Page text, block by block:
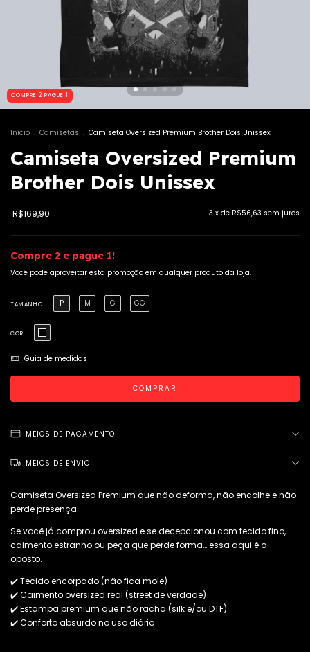
COMPRE 2 PAGUE 1
Início . Camisetas . Camiseta Oversized Premium Brother Dois Unissex
Camiseta Oversized Premium
Brother Dois Unissex
R$169,90 3 x de R$56,63 sem juros
Compre 2 e pague 1!
Você pode aproveitar esta promoção em qualquer produto da loja.
TAMANHO P M G GG
COR
Guia de medidas
MEIOS DE PAGAMENTO
MEIOS DE ENVIO
Camiseta Oversized Premium que não deforma, não encolhe e não
perde presença.
Se você já comprou oversized e se decepcionou com tecido fino,
caimento estranho ou peça que perde forma… essa aqui é o
oposto.
✔️ Tecido encorpado (não fica mole)
✔️ Caimento oversized real (street de verdade)
✔️ Estampa premium que não racha (silk e/ou DTF)
✔️ Conforto absurdo no uso diário